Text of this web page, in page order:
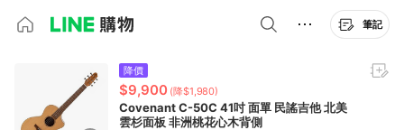
筆記
降價
$9,900 (降$1,980)
Covenant C-50C 41吋 面單 民謠吉他 北美
雲杉面板 非洲桃花心木背側